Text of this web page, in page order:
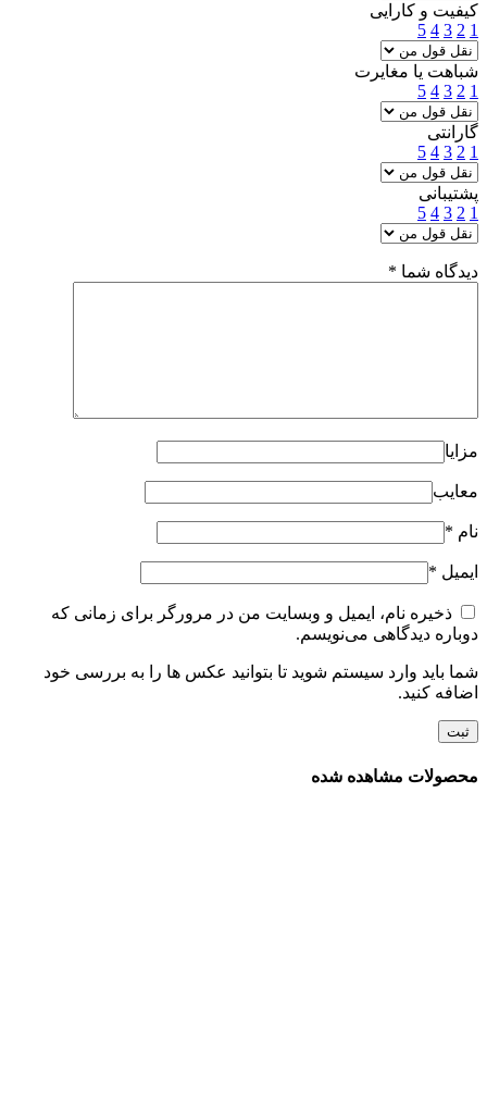
کیفیت و کارایی
1
2
3
4
5
شباهت یا مغایرت
1
2
3
4
5
گارانتی
1
2
3
4
5
پشتیبانی
1
2
3
4
5
دیدگاه شما *
مزایا
معایب
نام *
ایمیل *
ذخیره نام، ایمیل و وبسایت من در مرورگر برای زمانی که
دوباره دیدگاهی می‌نویسم.
شما باید وارد سیستم شوید تا بتوانید عکس ها را به بررسی خود
اضافه کنید.
محصولات مشاهده شده